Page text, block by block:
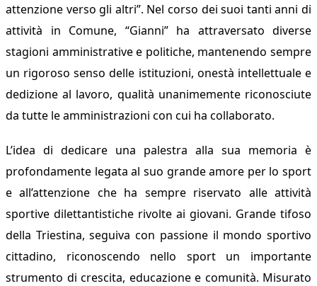
attenzione verso gli altri”. Nel corso dei suoi tanti anni di
attività in Comune, “Gianni” ha attraversato diverse
stagioni amministrative e politiche, mantenendo sempre
un rigoroso senso delle istituzioni, onestà intellettuale e
dedizione al lavoro, qualità unanimemente riconosciute
da tutte le amministrazioni con cui ha collaborato.
L’idea di dedicare una palestra alla sua memoria è
profondamente legata al suo grande amore per lo sport
e all’attenzione che ha sempre riservato alle attività
sportive dilettantistiche rivolte ai giovani. Grande tifoso
della Triestina, seguiva con passione il mondo sportivo
cittadino, riconoscendo nello sport un importante
strumento di crescita, educazione e comunità. Misurato